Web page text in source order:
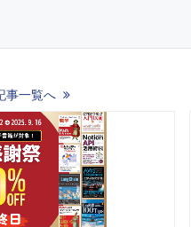
事一覧へ